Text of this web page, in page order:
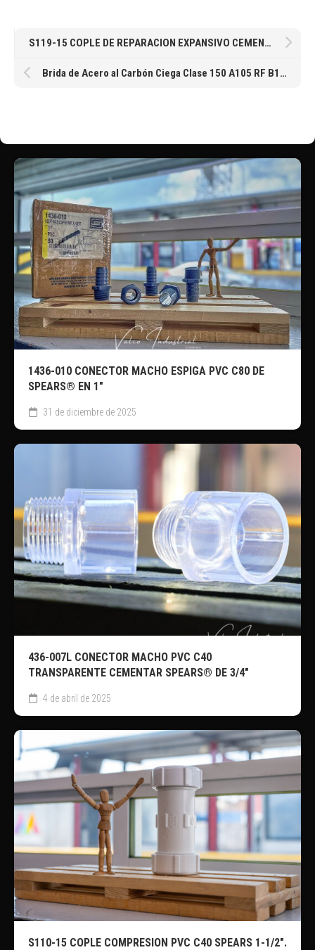
S119-15 COPLE DE REPARACION EXPANSIVO CEMENTAR PVC C40 DE 1-1/2″ SPEARS® (EXPANSION JOINT)
Brida de Acero al Carbón Ciega Clase 150 A105 RF B16.5 de 1/2″
1436-010 CONECTOR MACHO ESPIGA PVC C80 DE
SPEARS® EN 1″
31 de diciembre de 2025
436-007L CONECTOR MACHO PVC C40
TRANSPARENTE CEMENTAR SPEARS® DE 3/4″
4 de abril de 2025
S110-15 COPLE COMPRESION PVC C40 SPEARS 1-1/2″.